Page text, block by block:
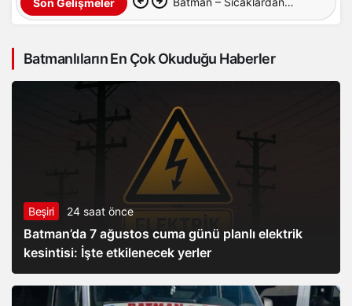
Batmanlıların En Çok Okuduğu Haberler
Beşiri 24 saat önce
Batman’da 7 ağustos cuma günü planlı elektrik
kesintisi: İşte etkilenecek yerler